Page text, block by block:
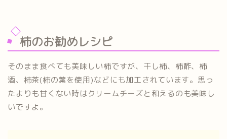
柿のお勧めレシピ
そのまま食べても美味しい柿ですが、干し柿、柿酢、柿
酒、柿茶(柿の葉を使用)などにも加工されています。思っ
たよりも甘くない時はクリームチーズと和えるのも美味し
いですよ。